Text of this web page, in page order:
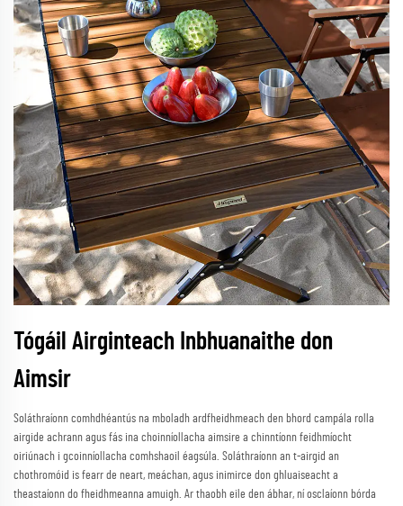
Tógáil Airginteach Inbhuanaithe don
Aimsir
Soláthraíonn comhdhéantús na mboladh ardfheidhmeach den bhord campála rolla
airgide achrann agus fás ina choinníollacha aimsire a chinntíonn feidhmíocht
oiriúnach i gcoinníollacha comhshaoil éagsúla. Soláthraíonn an t-airgid an
chothromóid is fearr de neart, meáchan, agus inimirce don ghluaiseacht a
theastaíonn do fheidhmeanna amuigh. Ar thaobh eile den ábhar, ní osclaíonn bórda